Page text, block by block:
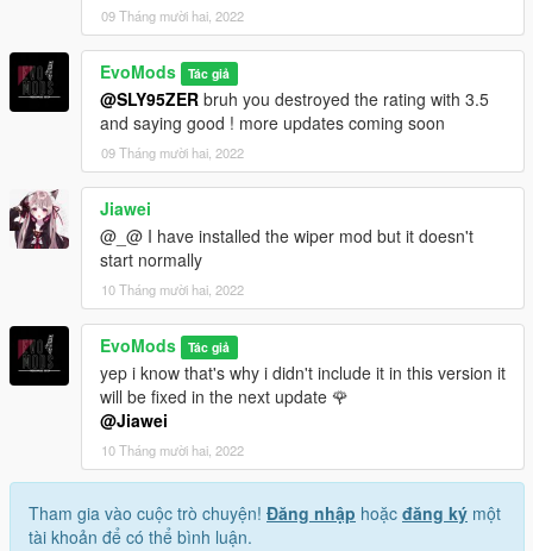
09 Tháng mười hai, 2022
EvoMods Tác giả
@SLY95ZER bruh you destroyed the rating with 3.5
and saying good ! more updates coming soon
09 Tháng mười hai, 2022
Jiawei
@_@ I have installed the wiper mod but it doesn't
start normally
10 Tháng mười hai, 2022
EvoMods Tác giả
yep i know that's why i didn't include it in this version it
will be fixed in the next update 🌹
@Jiawei
10 Tháng mười hai, 2022
Tham gia vào cuộc trò chuyện! Đăng nhập hoặc đăng ký một
tài khoản để có thể bình luận.